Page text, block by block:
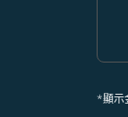
*顯示